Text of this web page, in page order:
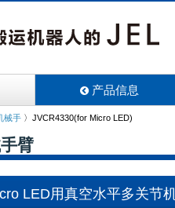
产品信息
械手 〉 JVCR4330(for Micro LED)
臂
LED用真空水平多关节